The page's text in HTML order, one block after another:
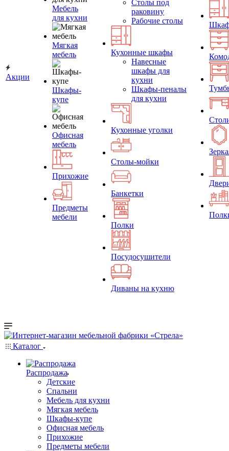
Акции
Мебель
для кухни
Мягкая
мебель
Шкафы-
купе
Офисная
мебель
Прихожие
Предметы
мебели
Столы под
раковину
Рабочие столы
Кухонные шкафы
Навесные
шкафы для
кухни
Шкафы-пеналы
для кухни
Кухонные уголки
Столы-мойки
Банкетки
Полки
Посудосушители
Диваны на кухню
Каталог
Распродажа
Детские
Спальни
Мебель для кухни
Мягкая мебель
Шкафы-купе
Офисная мебель
Прихожие
Предметы мебели